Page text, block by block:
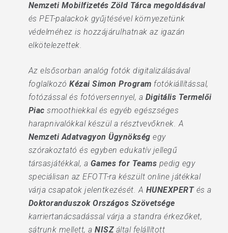
Nemzeti Mobilfizetés Zöld Tárca megoldásával
és PET-palackok gyűjtésével környezetünk
védelméhez is hozzájárulhatnak az igazán
elkötelezettek.
Az elsősorban analóg fotók digitalizálásával
foglalkozóKézai Simon Program fotókiállítással,
fotózással és fotóversennyel, a Digitális Termelői
Piac smoothiekkal és egyéb egészséges
harapnivalókkal készül a résztvevőknek. A
Nemzeti Adatvagyon Ügynökség egy
szórakoztató és egyben edukatív jellegű
társasjátékkal, a Games for Teams pedig egy
speciálisan az EFOTT-ra készült online játékkal
várja csapatok jelentkezését. A HUNEXPERTés a
Doktoranduszok Országos Szövetsége
karriertanácsadással várja a standra érkezőket,
sátrunk mellett, aNISZáltal felállított